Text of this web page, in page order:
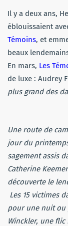
Il y a deux ans,
éblouissaient
Témoins, et
beaux
En mars, Les
de luxe : Audrey
plus grand des
Une route de
jour du
sagement assis
Catherine
découverte le
Les 15 victimes
pour une nuit ou
Winckler, une